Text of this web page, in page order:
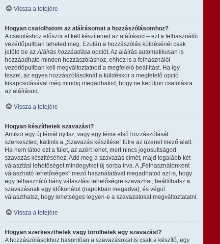
Vissza a tetejére
Hogyan csatolhatom az aláírásomat a hozzászólásomhoz?
A csatoláshoz először el kell készítened az aláírásod – ezt a felhasználói
vezérlőpultban teheted meg. Ezután a hozzászólás küldésénél csak
jelöld be azAláírás hozzáadása opciót. Az aláírás automatikusan is
hozzáadható minden hozzászóláshoz, ehhez is a felhasználói
vezérlőpultban kell megváltoztatnod a megfelelő beállítást. Ha így
teszel, az egyes hozzászólásoknál a küldéskor a megfelelő opció
kikapcsolásával még mindig megadhatod, hogy ne kerüljön csatolásra
az aláírásod.
Vissza a tetejére
Hogyan készíthetek szavazást?
Amikor egy új témát nyitsz, vagy egy téma első hozzászólását
szerkeszted, kattints a „Szavazás készítése” fülre az üzenet mező alatt.
Ha nem látod ezt a fület, az azért lehet, mert nincs jogosultságod
szavazás készítéséhez. Add meg a szavazás címét, majd legalább két
választási lehetőséget mindegyiket új sorba írva. A „Felhasználónként
válaszható lehetőségek” mező használatával megadhatod azt is, hogy
egy felhasználó hány választási lehetőségre szavazhat; beállíthatsz a
szavazásnak egy időkorlátot (napokban megadva); és végül
választhatsz, hogy lehetséges legyen-e a szavazatokat megváltoztatatni.
Vissza a tetejére
Hogyan szerkeszthetek vagy törölhetek egy szavazást?
A hozzászólásokhoz hasonlóan a szavazásokat is csak a készítő, egy